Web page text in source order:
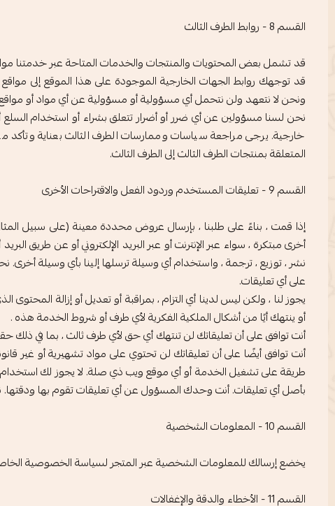
القسم 8 - روابط الطرف الثالث
قد تشمل بعض المحتويات والمنتجات والخدمات المتاحة عبر خدمتنا
قد توجهك روابط الجهات الخارجية الموجودة على هذا الموقع إلى
ونحن لا نتعهد ولن نتحمل أي مسؤولية أو مسؤولية عن أي مواد أو
نحن لسنا مسؤولين عن أي ضرر أو أضرار تتعلق بشراء أو استخدام
خارجية. يرجى مراجعة سياسات وممارسات الطرف الثالث بعناية
المتعلقة بمنتجات الطرف الثالث إلى الطرف الثالث.
القسم 9 - تعليقات المستخدم وردود الفعل والاقتراحات الأخرى
إذا قمت ، بناءً على طلبنا ، بإرسال عروض محددة معينة (على سبيل
أخرى مبتكرة ، سواء عبر الإنترنت أو عبر البريد الإلكتروني أو عن طريق
على أي تعليقات.
يجوز لنا ، ولكن ليس لدينا أي التزام ، بمراقبة أو تعديل أو إزالة
أو ينتهك أيًا من أشكال الملكية الفكرية لأي طرف أو شروط الخدمة هذه .
أنت توافق على أن تعليقاتك لن تنتهك أي حق لأي طرف ثالث ، بما في
أنت توافق أيضًا على أن تعليقاتك لن تحتوي على مواد تشهيرية أو غير
طريقة على تشغيل الخدمة أو أي موقع ويب ذي صلة. لا يجوز لك استخدام
بأصل أي تعليقات. أنت وحدك المسؤول عن أي تعليقات تقوم بها
القسم 10 - المعلومات الشخصية
يخضع إرسالك للمعلومات الشخصية عبر المتجر لسياسة الخصوصية
القسم 11 - الأخطاء والدقة والإغفالات